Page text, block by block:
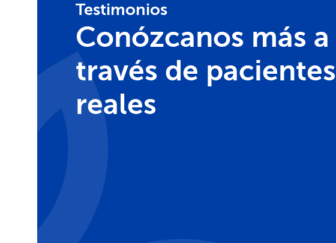
Testimonios
Conózcanos más a
través de pacientes
reales